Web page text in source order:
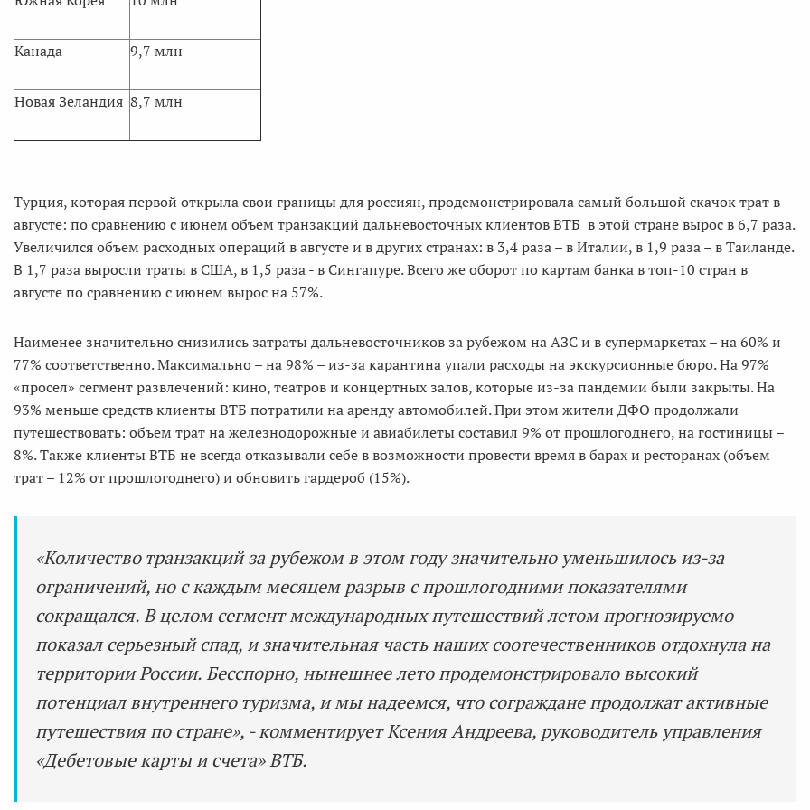
Канада 9,7 млн
Новая Зеландия 8,7 млн
Турция, которая первой открыла свои границы для россиян, продемонстрировала самый большой скачок трат в
августе: по сравнению с июнем объем транзакций дальневосточных клиентов ВТБ в этой стране вырос в 6,7 раза.
Увеличился объем расходных операций в августе и в других странах: в 3,4 раза – в Италии, в 1,9 раза – в Таиланде.
В 1,7 раза выросли траты в США, в 1,5 раза - в Сингапуре. Всего же оборот по картам банка в топ-10 стран в
августе по сравнению с июнем вырос на 57%.
Наименее значительно снизились затраты дальневосточников за рубежом на АЗС и в супермаркетах – на 60% и
77% соответственно. Максимально – на 98% – из-за карантина упали расходы на экскурсионные бюро. На 97%
«просел» сегмент развлечений: кино, театров и концертных залов, которые из-за пандемии были закрыты. На
93% меньше средств клиенты ВТБ потратили на аренду автомобилей. При этом жители ДФО продолжали
путешествовать: объем трат на железнодорожные и авиабилеты составил 9% от прошлогоднего, на гостиницы –
8%. Также клиенты ВТБ не всегда отказывали себе в возможности провести время в барах и ресторанах (объем
трат – 12% от прошлогоднего) и обновить гардероб (15%).
«Количество транзакций за рубежом в этом году значительно уменьшилось из-за
ограничений, но с каждым месяцем разрыв с прошлогодними показателями
сокращался. В целом сегмент международных путешествий летом прогнозируемо
показал серьезный спад, и значительная часть наших соотечественников отдохнула на
территории России. Бесспорно, нынешнее лето продемонстрировало высокий
потенциал внутреннего туризма, и мы надеемся, что сограждане продолжат активные
путешествия по стране», - комментирует Ксения Андреева, руководитель управления
«Дебетовые карты и счета» ВТБ.